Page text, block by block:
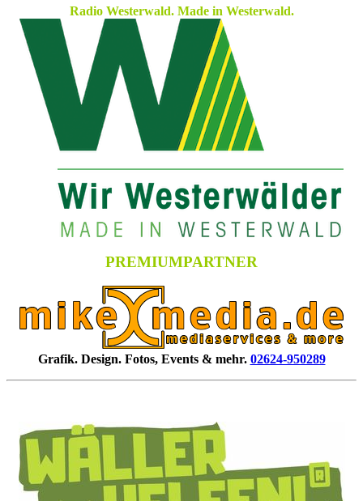
Radio Westerwald. Made in Westerwald.
PREMIUMPARTNER
Grafik. Design. Fotos, Events & mehr. 02624-950289